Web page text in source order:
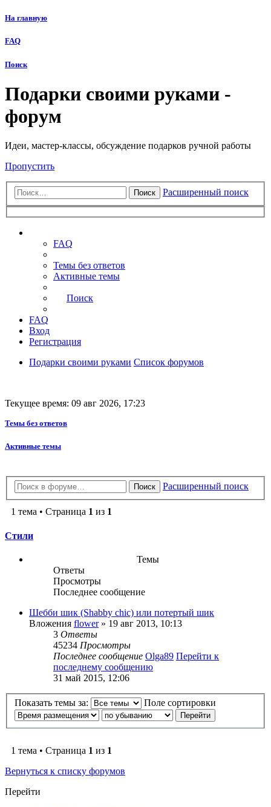
На главную
FAQ
Поиск
Подарки своими руками -
форум
Идеи, мастер-классы, обсуждение подарков ручной работы
Пропустить
Поиск Расширенный поиск
FAQ
Темы без ответов
Активные темы
Поиск
FAQ
Вход
Регистрация
Подарки своими руками Список форумов
Текущее время: 09 авг 2026, 17:23
Темы без ответов
Активные темы
Поиск Расширенный поиск
1 тема • Страница 1 из 1
Стили
Темы
Ответы
Просмотры
Последнее сообщение
Шебби шик (Shabby chic) или потертый шик
Вложения flower» 19 авг 2013, 10:13
3 Ответы
45234 Просмотры
Последнее сообщение Olga89 Перейти к
последнему сообщению
31 май 2015, 12:06
Показать темы за: Поле сортировки
1 тема • Страница 1 из 1
Вернуться к списку форумов
Перейти